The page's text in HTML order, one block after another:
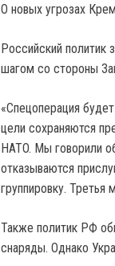
О новых угрозах
Российский политик
шагом со стороны
«Спецоперация
цели сохраняются
HATO. Мы говорили
отказываются
группировку.
Также политик РФ
снаряды. Однако